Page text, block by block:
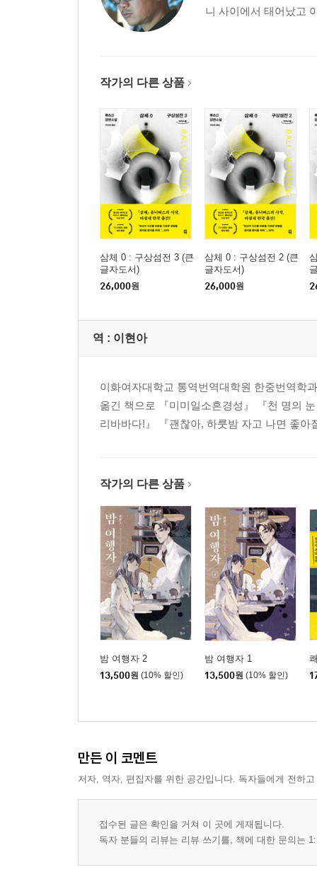
니 사이에서 태어났고
작가의 다른 상품
삼체 0 : 구상섬전 3 (큰
글자도서)
26,000원
삼체 0 : 구상섬전 2 (큰
글자도서)
26,000원
역 : 이현아
이화여자대학교 통역번역대학원 한중번역학
옮긴 책으로 『미미일소흔경성』 『천 명의
리바바다!』 『괜찮아, 하룻밤 자고 나면 좋아
작가의 다른 상품
밤 여행자 2
13,500원 (10% 할인)
밤 여행자 1
13,500원 (10% 할인)
만든 이 코멘트
저자, 역자, 편집자를 위한 공간입니다. 독자들에게 전하
접수된 글은 확인을 거쳐 이 곳에 게재됩니다.
독자 분들의 리뷰는 리뷰 쓰기를, 책에 대한 문의는